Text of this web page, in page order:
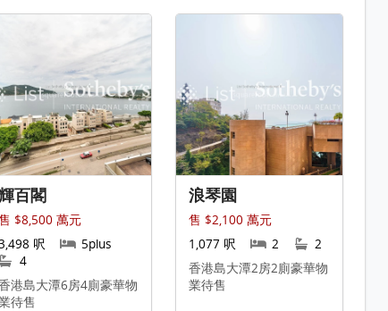
百閣
$8,500 萬元
呎
5plus
4
港島大潭6房4廁豪華物
待售
浪琴園
售 $2,100 萬元
1,077 呎
2
2
香港島大潭2房2廁豪華物
業待售